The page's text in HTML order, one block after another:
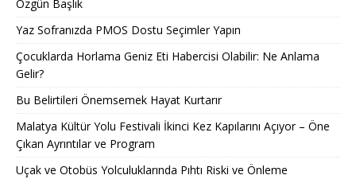
Özgün Başlık
Yaz Sofranızda PMOS Dostu Seçimler Yapın
Çocuklarda Horlama Geniz Eti Habercisi Olabilir: Ne Anlama
Gelir?
Bu Belirtileri Önemsemek Hayat Kurtarır
Malatya Kültür Yolu Festivali İkinci Kez Kapılarını Açıyor – Öne
Çıkan Ayrıntılar ve Program
Uçak ve Otobüs Yolculuklarında Pıhtı Riski ve Önleme